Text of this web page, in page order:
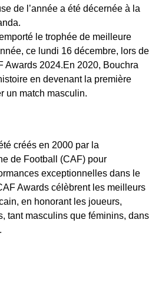
de l’année a été décernée à la
le trophée de meilleure
ce lundi 16 décembre, lors de
Awards 2024.En 2020, Bouchra
en devenant la première
un match masculin.
créés en 2000 par la
de Football (CAF) pour
exceptionnelles dans le
Awards célèbrent les meilleurs
en honorant les joueurs,
tant masculins que féminins, dans